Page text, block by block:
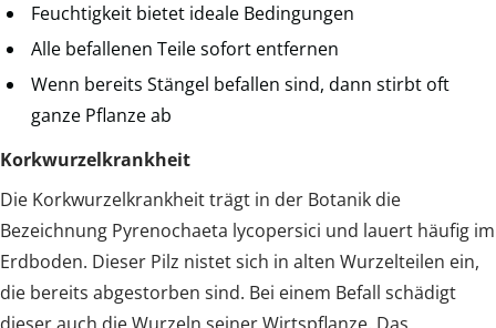
Feuchtigkeit bietet ideale Bedingungen
Alle befallenen Teile sofort entfernen
Wenn bereits Stängel befallen sind, dann stirbt oft
ganze Pflanze ab
Korkwurzelkrankheit
Die Korkwurzelkrankheit trägt in der Botanik die
Bezeichnung Pyrenochaeta lycopersici und lauert häufig im
Erdboden. Dieser Pilz nistet sich in alten Wurzelteilen ein,
die bereits abgestorben sind. Bei einem Befall schädigt